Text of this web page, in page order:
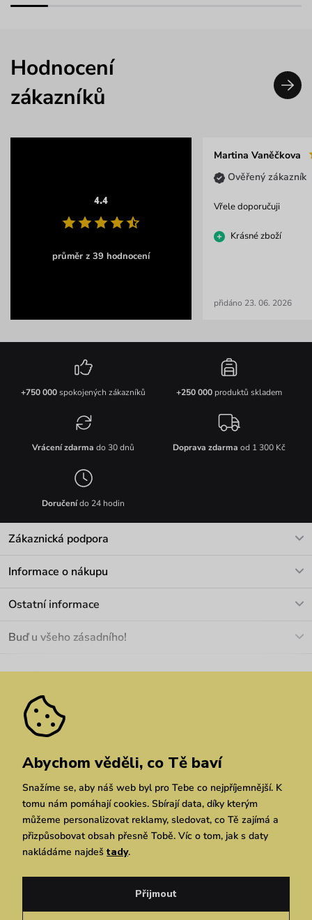
Hodnocení
zákazníků
4.4
průměr z 39 hodnocení
Martina Vaněčkova
Ověřený zákazník
Vřele doporučuji
Krásné zboží
přidáno 23. 06. 2026
+750 000spokojených zákazníků +250 000produktů skladem
Vrácení zdarma do 30 dnů Doprava zdarma od 1 300 Kč
Doručenído 24 hodin
Zákaznická podpora
Informace o nákupu
Materiály a údržba
Pozáruční opravy
Ostatní informace
Velkoobchod
We Care
Dárkové poukazy
Vuchlook
Prodejny
Praha Brno Chrudim
Buď u všeho zásadního!
Zásady ochrany osobních údajů
Simplia.cz
Zásady ochrany osobních údajů
Abychom věděli, co Tě baví
Snažíme se, aby náš web byl pro Tebe co nejpříjemnější. K
tomu nám pomáhají cookies. Sbírají data, díky kterým
můžeme personalizovat reklamy, sledovat, co Tě zajímá a
přizpůsobovat obsah přesně Tobě. Víc o tom, jak s daty
nakládáme najdeš tady.
Přijmout